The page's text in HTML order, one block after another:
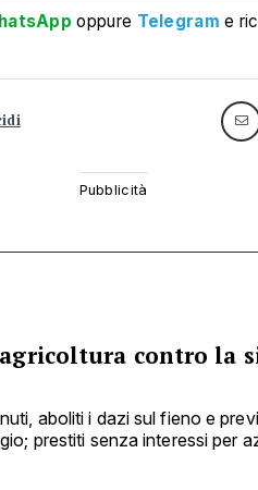
oppure Telegram e
contro la
aboliti i dazi sul fieno e
prestiti senza interessi per